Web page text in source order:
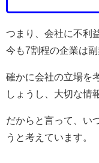
つまり、会社に不利
今も7割程の企業は
確かに会社の立場を
しょうし、大切な情
だからと言って、い
うと考えています。